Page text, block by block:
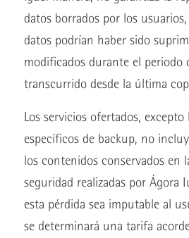
datos borrados por los
datos podrían haber sido
modificados durante el periodo
transcurrido desde la última
Los servicios ofertados, excepto
específicos de backup, no
los contenidos conservados en
seguridad realizadas por Ágora
esta pérdida sea imputable al
se determinará una tarifa